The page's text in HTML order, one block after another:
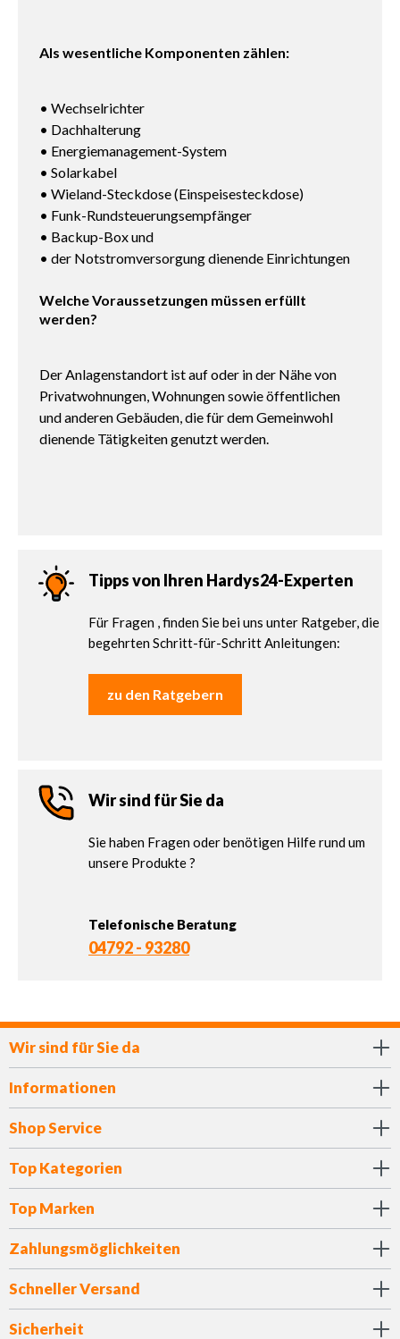
Als wesentliche Komponenten zählen:
• Wechselrichter
• Dachhalterung
• Energiemanagement-System
• Solarkabel
• Wieland-Steckdose (Einspeisesteckdose)
• Funk-Rundsteuerungsempfänger
• Backup-Box und
• der Notstromversorgung dienende Einrichtungen
Welche Voraussetzungen müssen erfüllt
werden?
Der Anlagenstandort ist auf oder in der Nähe von
Privatwohnungen, Wohnungen sowie öffentlichen
und anderen Gebäuden, die für dem Gemeinwohl
dienende Tätigkeiten genutzt werden.
Tipps von Ihren Hardys24-Experten
Für Fragen , finden Sie bei uns unter Ratgeber, die
begehrten Schritt-für-Schritt Anleitungen:
zu den Ratgebern
Wir sind für Sie da
Sie haben Fragen oder benötigen Hilfe rund um
unsere Produkte ?
Telefonische Beratung
04792 - 93280
Wir sind für Sie da
Informationen
Shop Service
Top Kategorien
Top Marken
Zahlungsmöglichkeiten
Schneller Versand
Sicherheit